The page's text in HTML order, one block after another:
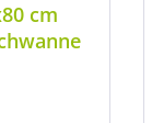
cm